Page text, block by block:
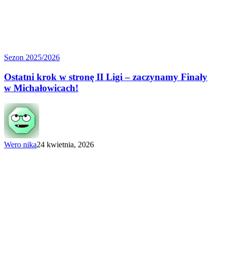
Ostatni
w stronę
II Ligi
–
zaczynamy
Finały
w Michałowicach!
Sezon 2025/2026
Ostatni krok w stronę II Ligi – zaczynamy Finały
w Michałowicach!
Wero nika24 kwietnia, 2026